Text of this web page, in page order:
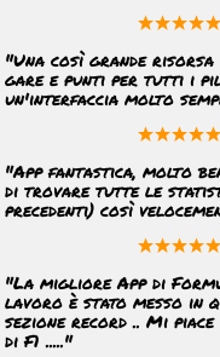
"Una così grande
gare e punti per tutti i
un'interfaccia molto
"App fantastica, molto
di trovare tutte le
precedenti) così
"La migliore App di
lavoro è stato messo in
sezione record .. Mi
di F1 ....."